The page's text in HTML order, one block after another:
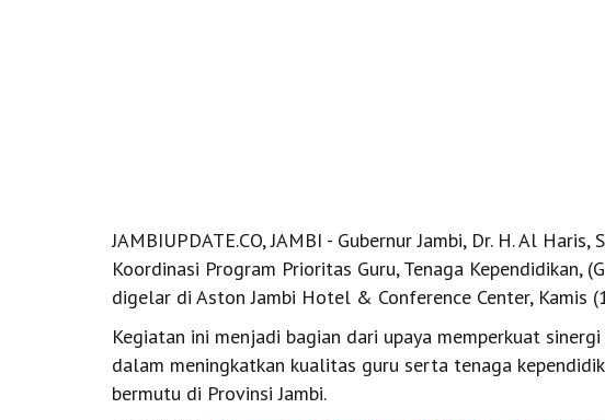
JAMBIUPDATE.CO, JAMBI - Gubernur Jambi, Dr. H. Al
Koordinasi Program Prioritas Guru, Tenaga Kependidikan,
digelar di Aston Jambi Hotel & Conference Center, Kamis
Kegiatan ini menjadi bagian dari upaya memperkuat
dalam meningkatkan kualitas guru serta tenaga
bermutu di Provinsi Jambi.